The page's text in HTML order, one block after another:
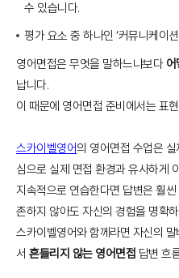
수 있습니다.
평가 요소 중 하나인 ‘커뮤니케이
영어면접은 무엇을 말하느냐보다
납니다.
이 때문에 영어면접 준비에서는 표
스카이벨영어의 영어면접 수업은
심으로 실제 면접 환경과 유사하게
지속적으로 연습한다면 답변은 훨
존하지 않아도 자신의 경험을 명확
스카이벨영어와 함께라면 자신의
서흔들리지 않는 영어면접 답변 흐